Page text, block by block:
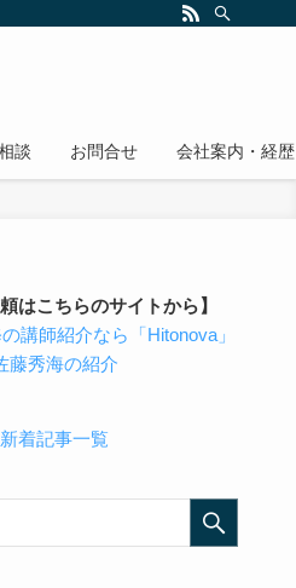
談 お問合せ 会社案内・経歴
はこちらのサイトから】
新着記事一覧